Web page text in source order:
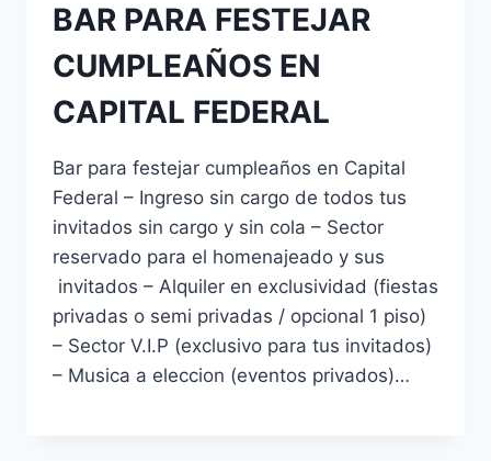
BAR PARA FESTEJAR
CUMPLEAÑOS EN
CAPITAL FEDERAL
Bar para festejar cumpleaños en Capital
Federal – Ingreso sin cargo de todos tus
invitados sin cargo y sin cola – Sector
reservado para el homenajeado y sus
invitados – Alquiler en exclusividad (fiestas
privadas o semi privadas / opcional 1 piso)
– Sector V.I.P (exclusivo para tus invitados)
– Musica a eleccion (eventos privados)…